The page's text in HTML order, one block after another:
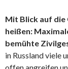
Mit Blick auf die
heißen:
bemühte
in Russland viele